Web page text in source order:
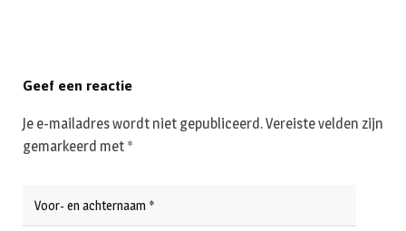
Geef een reactie
Je e-mailadres wordt niet gepubliceerd.Vereiste velden zijn
gemarkeerd met *